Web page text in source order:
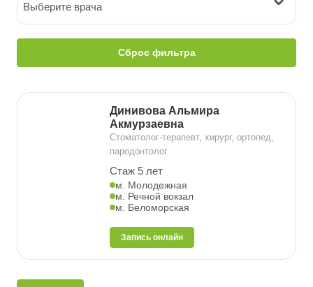
Выберите врача
Сброс фильтра
Динивова Альмира
Акмурзаевна
Стоматолог-терапевт, хирург, ортопед,
пародонтолог
Стаж 5 лет
м. Молодежная
м. Речной вокзал
м. Беломорская
Запись онлайн